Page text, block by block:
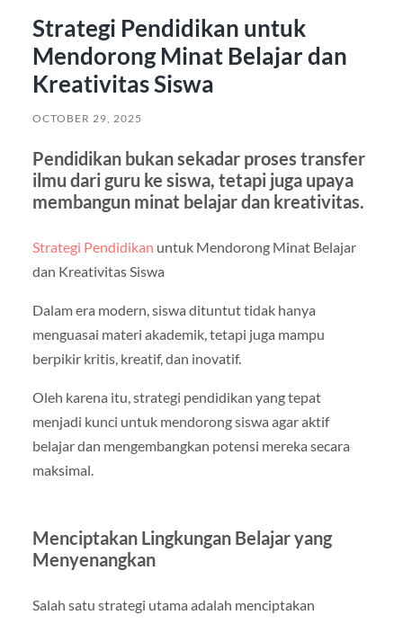
Strategi Pendidikan untuk
Mendorong Minat Belajar dan
Kreativitas Siswa
OCTOBER 29, 2025
Pendidikan bukan sekadar proses transfer
ilmu dari guru ke siswa, tetapi juga upaya
membangun minat belajar dan kreativitas.
Strategi Pendidikan untuk Mendorong Minat Belajar
dan Kreativitas Siswa
Dalam era modern, siswa dituntut tidak hanya
menguasai materi akademik, tetapi juga mampu
berpikir kritis, kreatif, dan inovatif.
Oleh karena itu, strategi pendidikan yang tepat
menjadi kunci untuk mendorong siswa agar aktif
belajar dan mengembangkan potensi mereka secara
maksimal.
Menciptakan Lingkungan Belajar yang
Menyenangkan
Salah satu strategi utama adalah menciptakan